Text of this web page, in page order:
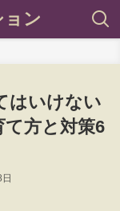
ョン
はいけない
方と対策6